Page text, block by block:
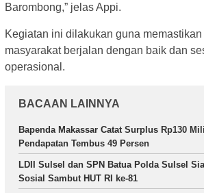
Barombong,” jelas Appi.
Kegiatan ini dilakukan guna
masyarakat berjalan dengan baik dan
operasional.
BACAAN LAINNYA
Bapenda Makassar Catat Surplus Rp130
Pendapatan Tembus 49 Persen
LDII Sulsel dan SPN Batua Polda Sulsel
Sosial Sambut HUT RI ke-81